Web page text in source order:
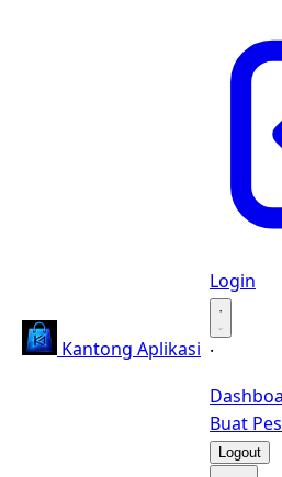
Kantong Aplikasi
Login
·
·
Buat
Logout